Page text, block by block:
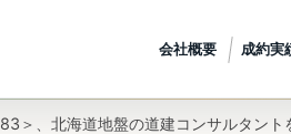
会社概要 成約実
＞、北海道地盤の道建コンサルタント